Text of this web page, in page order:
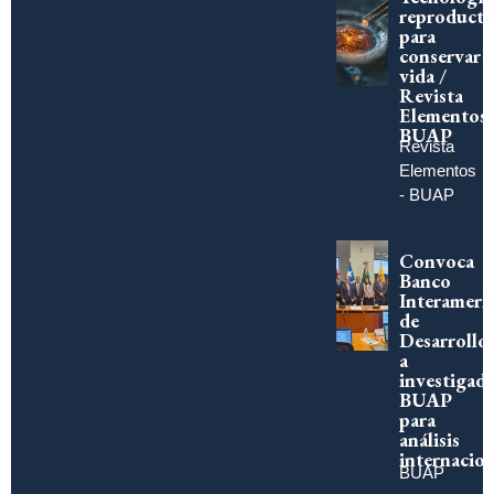
para
conservar
vida /
Revista
Elementos
BUAP
Revista
Elementos
- BUAP
Convoca
Banco
de
Desarrollo
a
BUAP
para
análisis
BUAP